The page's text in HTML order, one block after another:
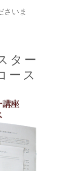
さいま
ター
ース